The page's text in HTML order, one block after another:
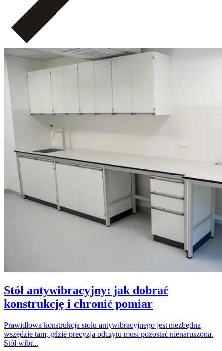
Stół antywibracyjny: jak dobrać
konstrukcję i chronić pomiar
Prawidłowa konstrukcja stołu antywibracyjnego jest niezbędna
wszędzie tam, gdzie precyzja odczytu musi pozostać nienaruszona.
Stół wibr...